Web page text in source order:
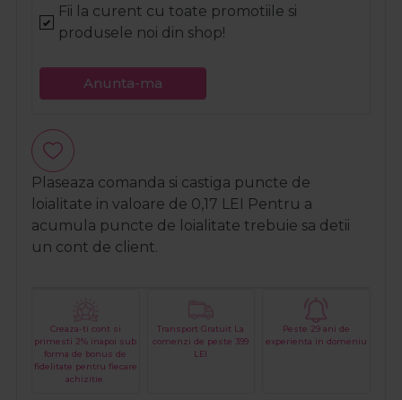
Fii la curent cu toate promotiile si
produsele noi din shop!
Anunta-ma
Plaseaza comanda si castiga puncte de
loialitate in valoare de 0,17 LEI Pentru a
acumula puncte de loialitate trebuie sa detii
un cont de client.
Creaza-ti cont si
primesti 2% inapoi sub
forma de bonus de
fidelitate pentru fiecare
achizitie.
Transport Gratuit La
comenzi de peste 399
LEI
Peste 29 ani de
experienta in domeniu